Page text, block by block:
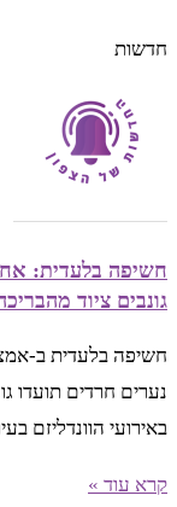
חדשות
חשיפה בלעדית:
גונבים ציוד
חשיפה בלעדית ב-
נערים חרדים תועדו
באירועי הוונדליזם
קרא עוד »